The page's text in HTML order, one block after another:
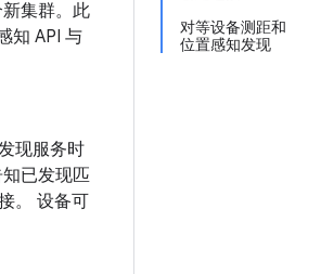
对等设备测距和
位置感知发现
集群。此
知 API 与
现服务时
已发现匹
。 设备可